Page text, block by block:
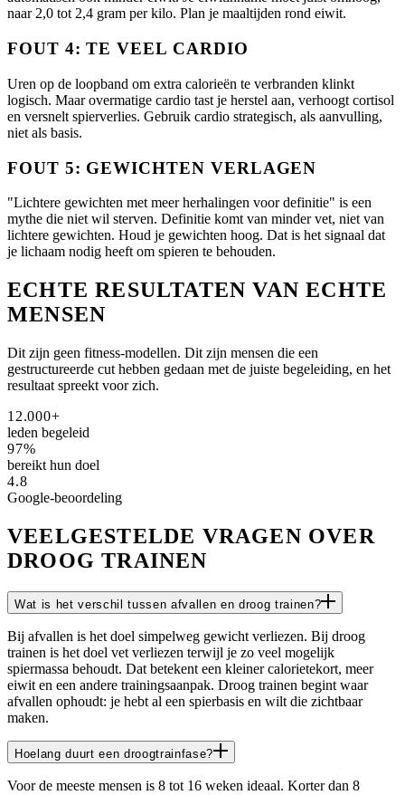
naar 2,0 tot 2,4 gram per kilo. Plan je maaltijden rond eiwit.
FOUT 4: TE VEEL CARDIO
Uren op de loopband om extra calorieën te verbranden klinkt
logisch. Maar overmatige cardio tast je herstel aan, verhoogt cortisol
en versnelt spierverlies. Gebruik cardio strategisch, als aanvulling,
niet als basis.
FOUT 5: GEWICHTEN VERLAGEN
"Lichtere gewichten met meer herhalingen voor definitie" is een
mythe die niet wil sterven. Definitie komt van minder vet, niet van
lichtere gewichten. Houd je gewichten hoog. Dat is het signaal dat
je lichaam nodig heeft om spieren te behouden.
ECHTE RESULTATEN VAN ECHTE
MENSEN
Dit zijn geen fitness-modellen. Dit zijn mensen die een
gestructureerde cut hebben gedaan met de juiste begeleiding, en het
resultaat spreekt voor zich.
12.000+
leden begeleid
97%
bereikt hun doel
4.8
Google-beoordeling
VEELGESTELDE VRAGEN OVER
DROOG TRAINEN
Wat is het verschil tussen afvallen en droog trainen?
Bij afvallen is het doel simpelweg gewicht verliezen. Bij droog
trainen is het doel vet verliezen terwijl je zo veel mogelijk
spiermassa behoudt. Dat betekent een kleiner calorietekort, meer
eiwit en een andere trainingsaanpak. Droog trainen begint waar
afvallen ophoudt: je hebt al een spierbasis en wilt die zichtbaar
maken.
Hoelang duurt een droogtrainfase?
Voor de meeste mensen is 8 tot 16 weken ideaal. Korter dan 8